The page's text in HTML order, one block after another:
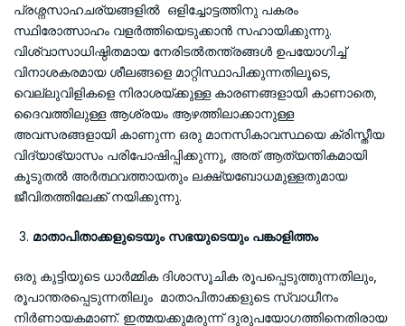
പ്രശ്നസാഹചര്യങ്ങളിൽ ഒളിച്ചോട്ടത്തിനു പകരം
സ്ഥിരോത്സാഹം വളർത്തിയെടുക്കാൻ സഹായിക്കുന്നു.
വിശ്വാസാധിഷ്ഠിതമായ നേരിടൽതന്ത്രങ്ങൾ ഉപയോഗിച്ച്
വിനാശകരമായ ശീലങ്ങളെ മാറ്റിസ്ഥാപിക്കുന്നതിലൂടെ,
വെല്ലുവിളികളെ നിരാശയ്ക്കുള്ള കാരണങ്ങളായി കാണാതെ,
ദൈവത്തിലുള്ള ആശ്രയം ആഴത്തിലാക്കാനുള്ള
അവസരങ്ങളായി കാണുന്ന ഒരു മാനസികാവസ്ഥയെ ക്രിസ്തീയ
വിദ്യാഭ്യാസം പരിപോഷിപ്പിക്കുന്നു, അത് ആത്യന്തികമായി
കൂടുതൽ അർത്ഥവത്തായതും ലക്ഷ്യബോധമുള്ളതുമായ
ജീവിതത്തിലേക്ക് നയിക്കുന്നു.
മാതാപിതാക്കളുടെയും സഭയുടെയും പങ്കാളിത്തം
ഒരു കുട്ടിയുടെ ധാർമ്മിക ദിശാസൂചിക രൂപപ്പെടുത്തുന്നതിലും,
രൂപാന്തരപ്പെടുന്നതിലും മാതാപിതാക്കളുടെ സ്വാധീനം
നിർണായകമാണ്. ഇത്മയക്കുമരുന്ന് ദുരുപയോഗത്തിനെതിരായ